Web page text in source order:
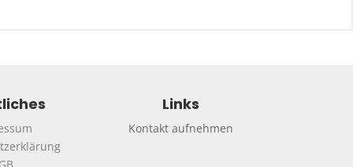
Links
Kontakt aufnehmen